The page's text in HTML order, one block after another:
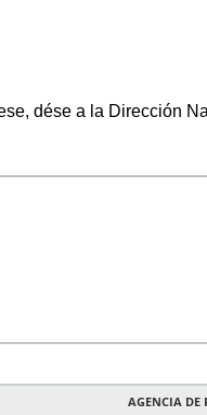
dése a la Dirección
AGENCIA DE